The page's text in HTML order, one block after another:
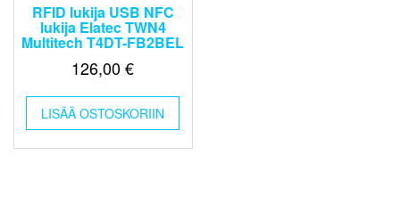
RFID lukija USB NFC
lukija Elatec TWN4
Multitech T4DT-FB2BEL
126,00€
LISÄÄ OSTOSKORIIN